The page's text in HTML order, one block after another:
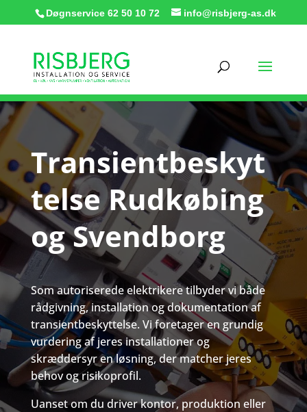
Døgnservice62 50 10 72 info@risbjerg-as.dk
Transientbeskyt
telse Rudkøbing
og Svendborg
Som autoriserede elektrikere tilbyder vi både
rådgivning, installation og dokumentation af
transientbeskyttelse. Vi foretager en grundig
vurdering af jeres installationer og
skræddersyr en løsning, der matcher jeres
behov og risikoprofil.
Uanset om du driver kontor, produktion eller